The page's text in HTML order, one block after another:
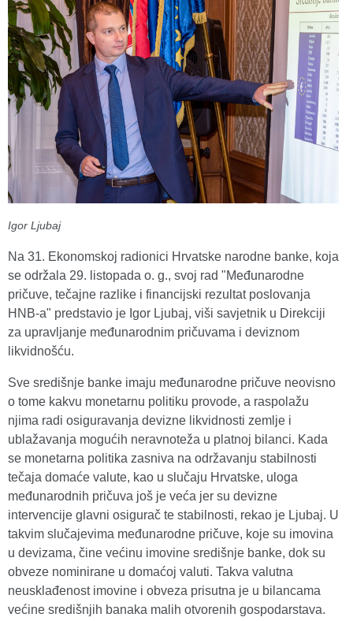
Igor Ljubaj
Na 31. Ekonomskoj radionici Hrvatske narodne banke, koja
se održala 29. listopada o. g., svoj rad "Međunarodne
pričuve, tečajne razlike i financijski rezultat poslovanja
HNB-a" predstavio je Igor Ljubaj, viši savjetnik u Direkciji
za upravljanje međunarodnim pričuvama i deviznom
likvidnošću.
Sve središnje banke imaju međunarodne pričuve neovisno
o tome kakvu monetarnu politiku provode, a raspolažu
njima radi osiguravanja devizne likvidnosti zemlje i
ublažavanja mogućih neravnoteža u platnoj bilanci. Kada
se monetarna politika zasniva na održavanju stabilnosti
tečaja domaće valute, kao u slučaju Hrvatske, uloga
međunarodnih pričuva još je veća jer su devizne
intervencije glavni osigurač te stabilnosti, rekao je Ljubaj. U
takvim slučajevima međunarodne pričuve, koje su imovina
u devizama, čine većinu imovine središnje banke, dok su
obveze nominirane u domaćoj valuti. Takva valutna
neusklađenost imovine i obveza prisutna je u bilancama
većine središnjih banaka malih otvorenih gospodarstava.